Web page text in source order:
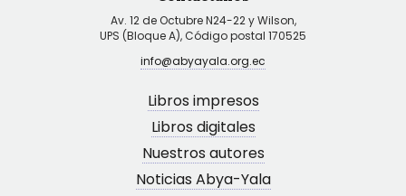
Av. 12 de Octubre N24-22 y Wilson,
UPS (Bloque A), Código postal 170525
info@abyayala.org.ec
Libros impresos
Libros digitales
Nuestros autores
Noticias Abya-Yala